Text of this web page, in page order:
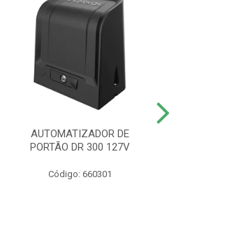
AUTOMATIZADOR DE
PORTÃO DR 300 127V
Código: 660301